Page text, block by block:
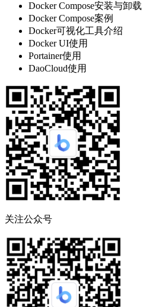
Docker Compose安装与卸载
Docker Compose案例
Docker可视化工具介绍
Docker UI使用
Portainer使用
DaoCloud使用
关注公众号